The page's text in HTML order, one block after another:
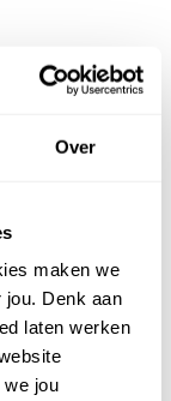
Over
maken we
jou. Denk aan
laten werken
jou